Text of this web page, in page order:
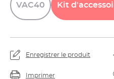
VAC40 Kit
Enregistrer le produit
Imprimer